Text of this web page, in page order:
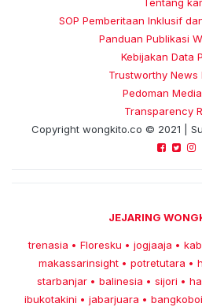
SOP Pemberitaan Inklusif
Panduan Publikasi
Kebijakan Data
Trustworthy News
Pedoman
Transparency
Copyright wongkito.co © 2021 |
JEJARING
trenasia • Floresku • jogjaaja •
makassarinsight • potretutara •
starbanjar • balinesia • sijori •
ibukotakini • jabarjuara • bangkoboi